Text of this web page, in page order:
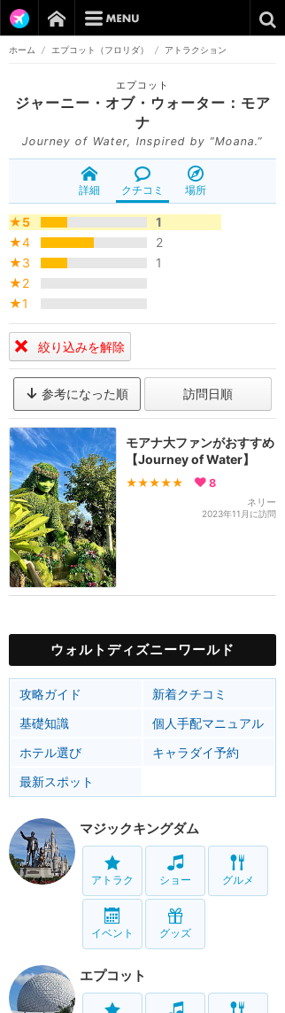
ホーム / エプコット（フロリダ） / アトラクション
エプコット
ジャーニー・オブ・ウォーター：モア
ナ
Journey of Water, Inspired by “Moana.”
詳細 クチコミ 場所
★5
1
★4
2
★3
1
★2
★1
絞り込みを解除
参考になった順 訪問日順
モアナ大ファンがおすすめ
【Journey of Water】
★★★★★ 8
ネリー
2023年11月に訪問
ウォルトディズニーワールド
攻略ガイド
新着クチコミ
基礎知識
個人手配マニュアル
ホテル選び
キャラダイ予約
最新スポット
マジックキングダム
アトラク ショー グルメ
イベント グッズ
エプコット